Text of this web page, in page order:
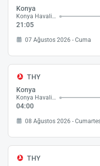
Konya
Konya Havalimanı
21:05
07 Ağustos 2026 - Cuma
THY
Konya
Konya Havalimanı
04:00
08 Ağustos 2026 -
THY